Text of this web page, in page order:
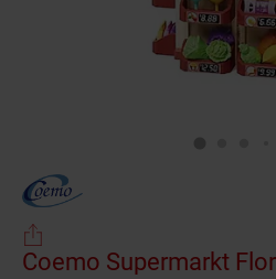
Coemo Supermarkt